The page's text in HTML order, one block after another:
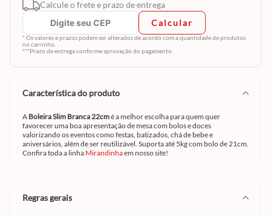
Calcule o frete e prazo de entrega
Calcular
* Os valores e prazos podem ser alterados de acordo com a quantidade de produtos
no carrinho.
***Prazo de entrega conforme aprovação do pagamento.
característica do produto
A Boleira Slim Branca 22cmé a melhor escolha para quem quer
favorecer uma boa apresentação de mesa com bolos e doces
valorizando os eventos como festas, batizados, chá de bebe e
aniversários, além de ser reutilizável. Suporta até 5kg com bolo de 21cm.
Confira toda a linha Mirandinhaem nosso site!
regras gerais